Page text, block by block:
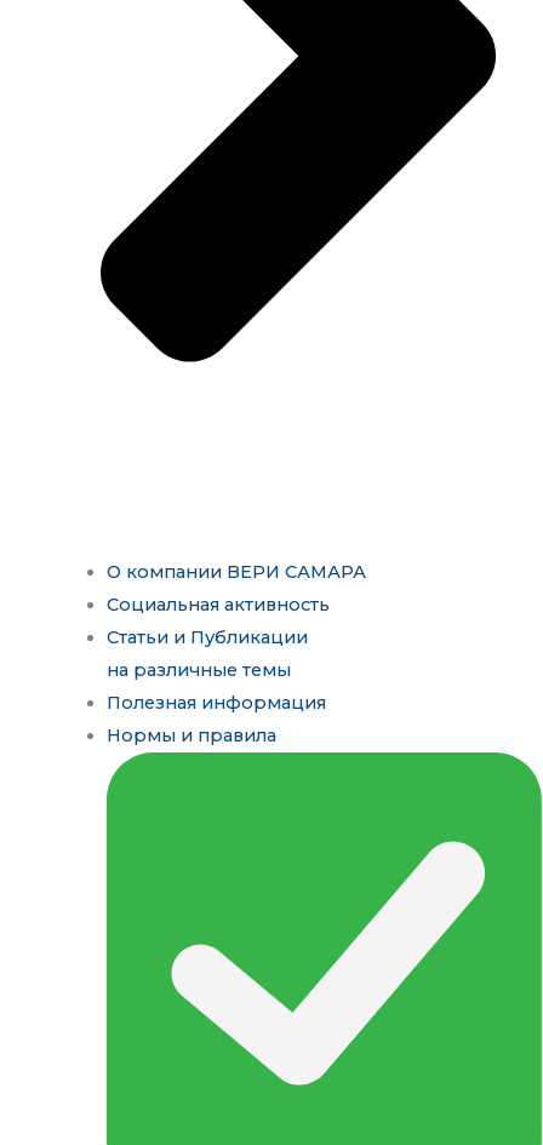
О компании ВЕРИ САМАРА
Социальная активность
Статьи и Публикации
на различные темы
Полезная информация
Нормы и правила